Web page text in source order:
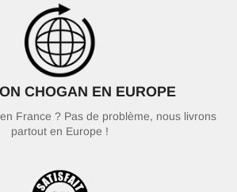
CHOGAN EN EUROPE
France ? Pas de problème, nous livrons
partout en Europe !